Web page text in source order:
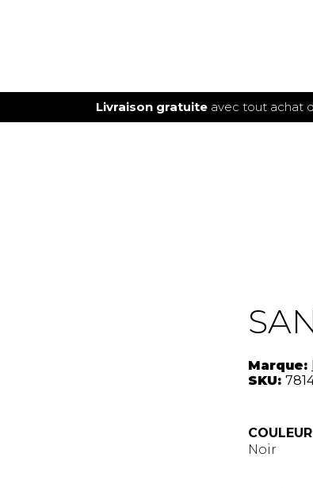
Livraison gratuite avec tout achat
Marque:
SKU:
COULEUR
Noir